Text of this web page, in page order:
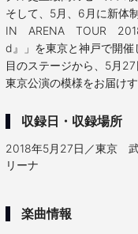
そして、5月、6月に新体
IN ARENA TOUR
d』」を東京と神戸で開
目のステージから、5月
東京公演の模様をお届けす
収録日・収録場所
2018年5月27日／東京
リーナ
楽曲情報